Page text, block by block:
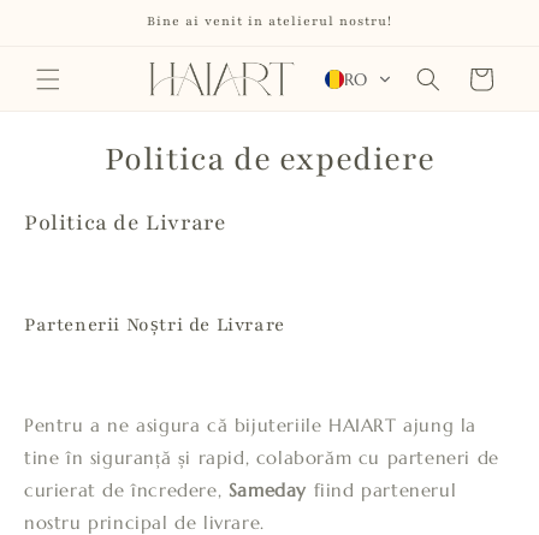
Bine ai venit in atelierul nostru!
RO Coș
Politica de expediere
Politica de Livrare
Partenerii Noștri de Livrare
Pentru a ne asigura că bijuteriile HAIART ajung la
tine în siguranță și rapid, colaborăm cu parteneri de
curierat de încredere, Sameday fiind partenerul
nostru principal de livrare.